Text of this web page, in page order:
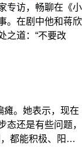
访，畅聊在《小
。在剧中他和蒋欣
之道：“不要改
。她表示，现在
态还是有些问题，
，都能积极、阳…